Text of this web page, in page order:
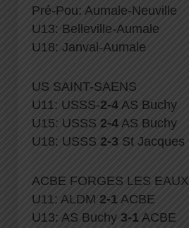
Pré-Pou: Aumale-Neuville
U13: Belleville-Aumale
U18: Janval-Aumale
US SAINT-SAENS
U11: USSS-2-4 AS Buchy
U15: USSS 2-4 AS Buchy
U18: USSS 2-3 St Jacques
ACBE FORGES LES EAUX
U11: ALDM 2-1 ACBE
U13: AS Buchy 3-1 ACBE